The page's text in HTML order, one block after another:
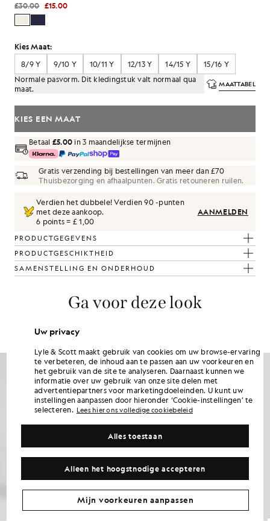
£30.00 £15.00
Kies Maat:
8/9 Y
9/10 Y 10/11 Y 12/13 Y 14/15 Y
15/16 Y
Normale pasvorm. Dit kledingstuk valt normaal qua
maat.
MAATTABEL
KIES EEN MAAT
Betaal £5.00 in 3 maandelijkse termijnen
Gratis verzending bij bestellingen van meer dan £70
Thuisbezorging en afhaalpunten. Gratis retouneren ruilen.
Verdien het dubbele! Verdien90-punten
met deze aankoop.
6 points = £ 1,00
AANMELDEN
PRODUCTGEGEVENS
PRODUCTGESCHIKTHEID
SAMENSTELLING EN ONDERHOUD
Ga voor deze look
garderobe naar een hoger niveau tillen.
Uw privacy
Lyle & Scott maakt gebruik van cookies om uw browse-ervaring
te verbeteren, de inhoud aan te passen aan uw voorkeuren en
het gebruik van de site te analyseren. Daarnaast kunnen we
informatie over uw gebruik van onze site delen met
advertentiepartners voor marketingdoeleinden. U kunt uw
instellingen aanpassen door hieronder ‘Cookie-instellingen’ te
selecteren. Lees hier ons volledige cookiebeleid
Alleen het hoogstnodige accepteren
Alles toestaan
Mijn voorkeuren aanpassen